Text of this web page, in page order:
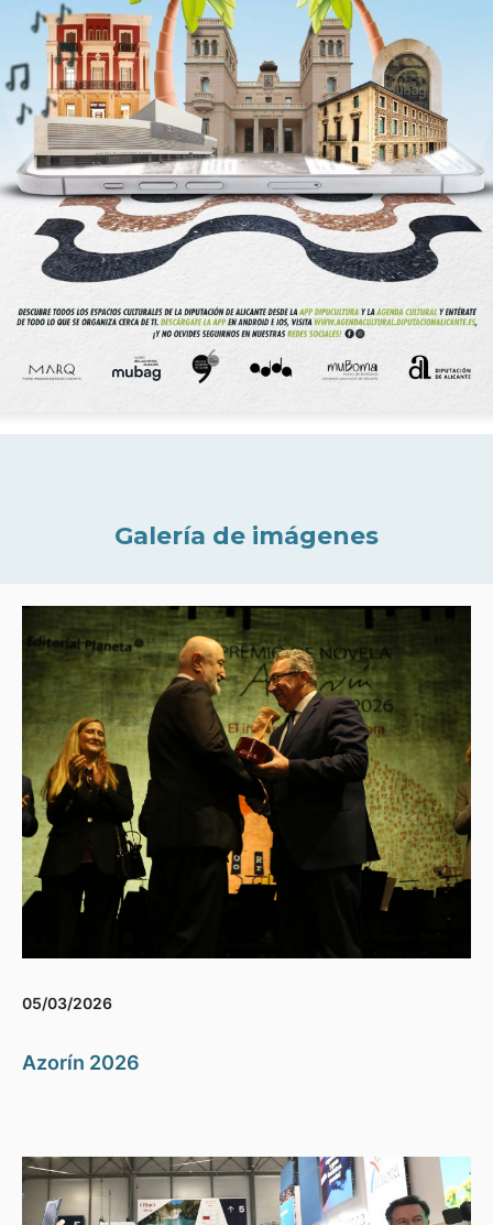
Galería de imágenes
05/03/2026
Azorín 2026